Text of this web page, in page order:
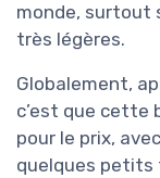
monde, surtout
très légères.
Globalement,
c’est que cette
pour le prix,
quelques petits